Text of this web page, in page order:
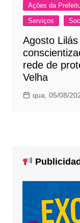
Ações da
Serviços
Agosto
rede de
Velha
qua, 05/08/